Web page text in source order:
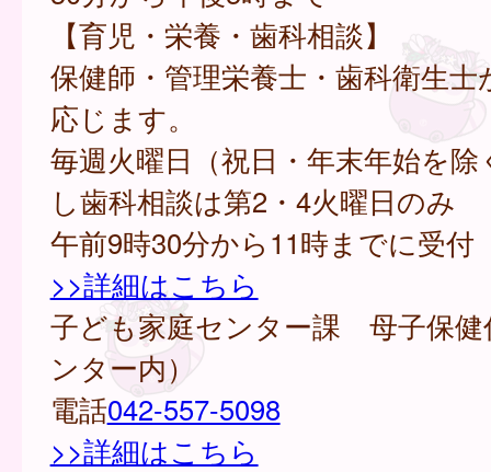
【育児・栄養・歯科相談】
保健師・管理栄養士・歯科衛生士
応じます。
毎週火曜日（祝日・年末年始を
し歯科相談は第2・4火曜日のみ
午前9時30分から11時までに受付
>>詳細はこちら
子ども家庭センター課 母子保健
ンター内）
電話042-557-5098
>>詳細はこちら